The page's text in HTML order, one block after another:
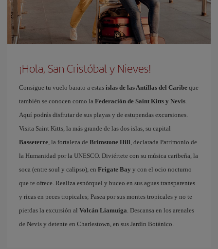
¡Hola, San Cristóbal y Nieves!
Consigue tu vuelo barato a estas islas de las Antillas del Caribe que
también se conocen como la Federación de Saint Kitts y Nevis
Aquí podrás disfrutar de sus playas y de estupendas excursiones.
Visita Saint Kitts, la más grande de las dos islas, su capital
Basseterre , la fortaleza de Brimstone Hill , declarada Patrimonio de
la Humanidad por la UNESCO. Diviértete con su música caribeña, la
soca (entre soul y calipso), en Frigate Bay y con el ocio nocturno
que te ofrece. Realiza esnórquel y buceo en sus aguas transparentes
y ricas en peces tropicales; Pasea por sus montes tropicales y no te
pierdas la excursión al Volcán Liamuiga . Descansa en los arenales
de Nevis y detente en Charlestown, en sus Jardín Botánico.